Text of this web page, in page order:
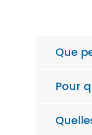
Que
Pour